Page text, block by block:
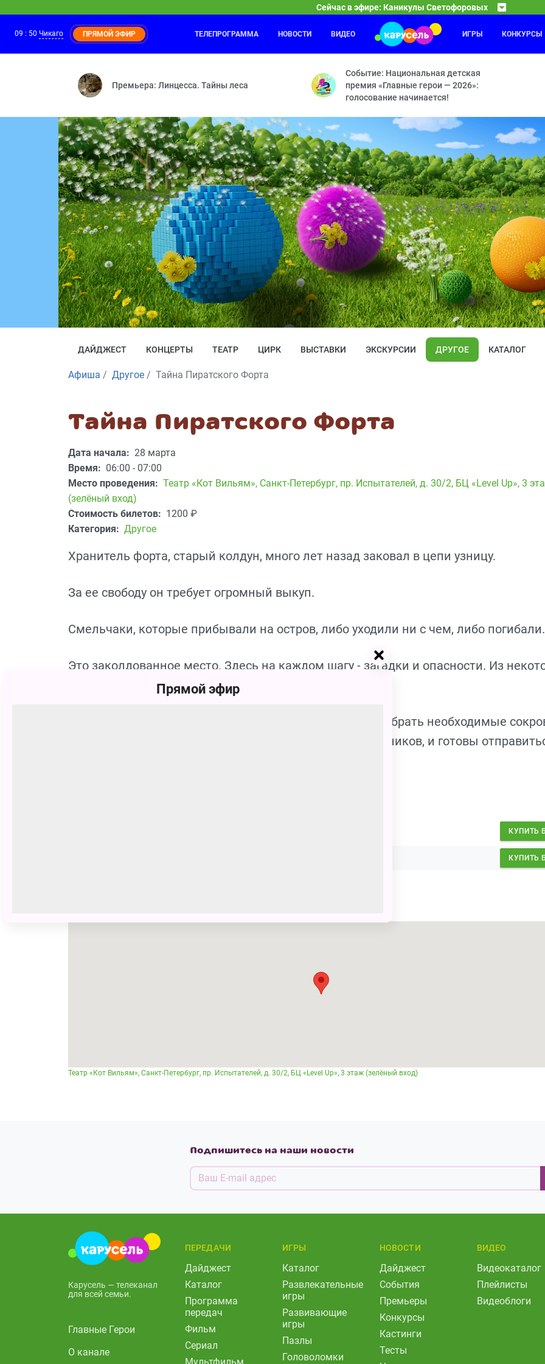
Сейчас в эфире: Каникулы Светофоровых
09:30
Каникулы Светофоровых Маша и Медведь
Городские джунгли — Один к одному — Вишенка
09 : 50 Чикаго ПРЯМОЙ ЭФИР ТЕЛЕПРОГРАММА НОВОСТИ ВИДЕО ИГРЫ КОНКУРСЫ
Премьера: Линцесса. Тайны леса
Событие: Национальная детская
премия «Главные герои — 2026»:
голосование начинается!
ДАЙДЖЕСТ КОНЦЕРТЫ ТЕАТР ЦИРК ВЫСТАВКИ ЭКСКУРСИИ ДРУГОЕ КАТАЛОГ
Афиша Другое Тайна Пиратского Форта
Тайна Пиратского Форта
Дата начала: 28 марта
Время: 06:00 - 07:00
Место проведения: Театр «Кот Вильям», Санкт-Петербург, пр. Испытателей, д. 30/2, БЦ «Level Up», 3
(зелёный вход)
Стоимость билетов: 1200 ₽
Категория: Другое
Хранитель форта, старый колдун, много лет назад заковал в цепи узницу.
За ее свободу он требует огромный выкуп.
Смельчаки, которые прибывали на остров, либо уходили ни с чем, либо погибали.
Это заколдованное место. Здесь на каждом шагу - загадки и опасности. Из
дверей нет обратного хода.
Только поистине смелая и дружная команда сможет собрать необходимые
и освободить узницу. Мы ищем отважных путешественников, и готовы
КУПИТЬ
КУПИТЬ
Театр «Кот Вильям», Санкт-Петербург, пр. Испытателей, д. 30/2, БЦ «Level Up», 3 этаж (зелёный вход)
Подпишитесь на наши новости
Карусель — телеканал
для всей семьи.
Главные Герои
О канале
ПЕРЕДАЧИ
Дайджест
Каталог
Программа
передач
Фильм
Сериал
Мультфильм
ИГРЫ
Каталог
Развлекательные
игры
Развивающие
игры
Пазлы
Головоломки
НОВОСТИ
Дайджест
События
Премьеры
Конкурсы
Кастинги
Тесты
ВИДЕО
Видеокаталог
Плейлисты
Видеоблоги
Прямой эфир